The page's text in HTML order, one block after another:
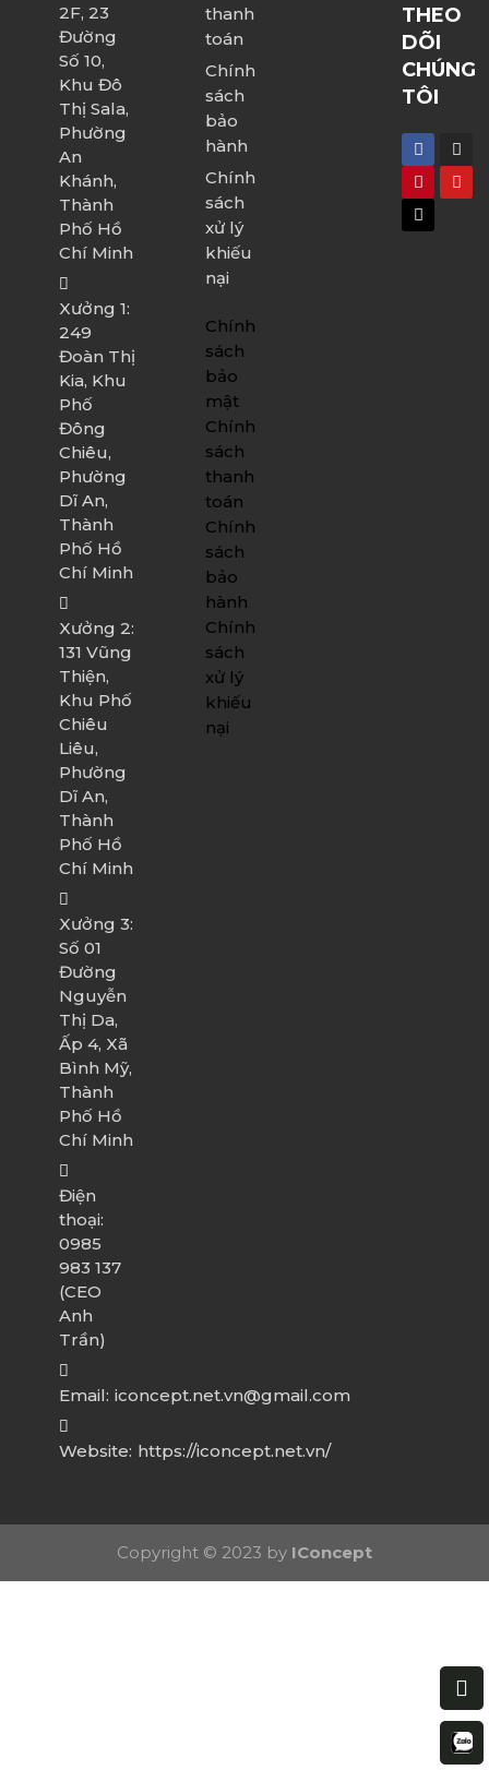
2F, 23
Đường
Số 10,
Khu Đô
Thị Sala,
Phường
An
Khánh,
Thành
Phố Hồ
Chí Minh
Xưởng 1:
249
Đoàn Thị
Kia, Khu
Phố
Đông
Chiêu,
Phường
Dĩ An,
Thành
Phố Hồ
Chí Minh
Xưởng 2:
131 Vũng
Thiện,
Khu Phố
Chiêu
Liêu,
Phường
Dĩ An,
Thành
Phố Hồ
Chí Minh
Xưởng 3:
Số 01
Đường
Nguyễn
Thị Da,
Ấp 4, Xã
Bình Mỹ,
Thành
Phố Hồ
Chí Minh
Điện
thoại:
0985
983 137
(CEO
Anh
Trần)
Email: iconcept.net.vn@gmail.com
Website: https://iconcept.net.vn/
thanh
toán
Chính
sách
bảo
hành
Chính
sách
xử lý
khiếu
nại
Chính
sách
bảo
mật
Chính
sách
thanh
toán
Chính
sách
bảo
hành
Chính
sách
xử lý
khiếu
nại
THEO
DÕI
CHÚNG
TÔI
Copyright © 2023 by IConcept